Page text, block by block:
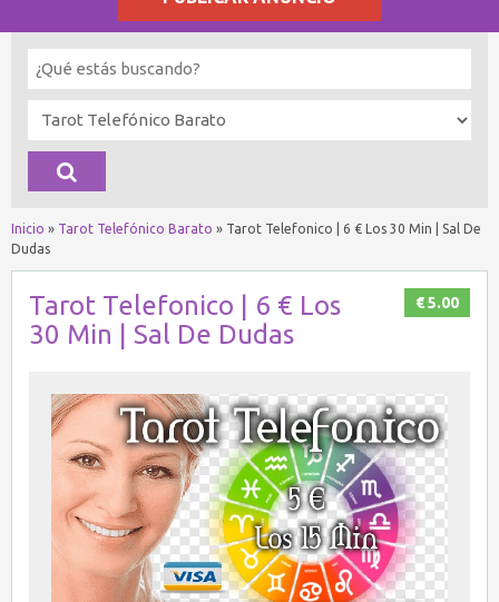
Inicio » Tarot Telefónico Barato » Tarot Telefonico | 6 € Los 30 Min | Sal De
Dudas
€ 5.00
Tarot Telefonico | 6 € Los
30 Min | Sal De Dudas